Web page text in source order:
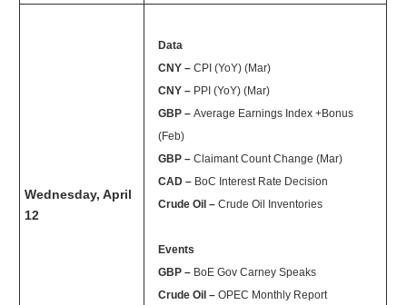
Wednesday, April
12
Data
CNY –CPI (YoY) (Mar)
CNY – PPI (YoY) (Mar)
GBP –Average Earnings Index +Bonus
(Feb)
GBP –Claimant Count Change (Mar)
CAD – BoC Interest Rate Decision
Crude Oil –Crude Oil Inventories
Events
GBP – BoE Gov Carney Speaks
Crude Oil –OPEC Monthly Report